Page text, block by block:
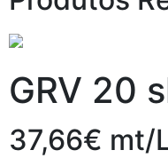
GRV 20
37,66€ mt/